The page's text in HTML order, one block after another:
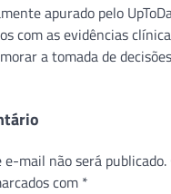
apurado pelo
com as evidências
a tomada de
e-mail não será publicado.
com *